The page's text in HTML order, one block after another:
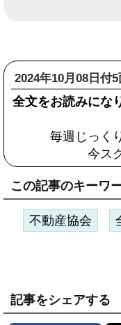
2024年10月08日付
全文をお読みにな
毎週じっく
今ス
この記事のキーワ
不動産協会
記事をシェアする